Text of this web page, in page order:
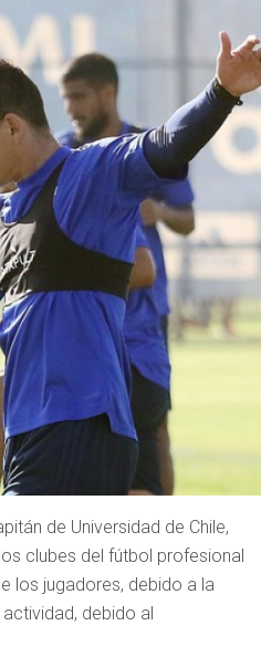
de Universidad de Chile,
clubes del fútbol profesional
los jugadores, debido a la
debido al